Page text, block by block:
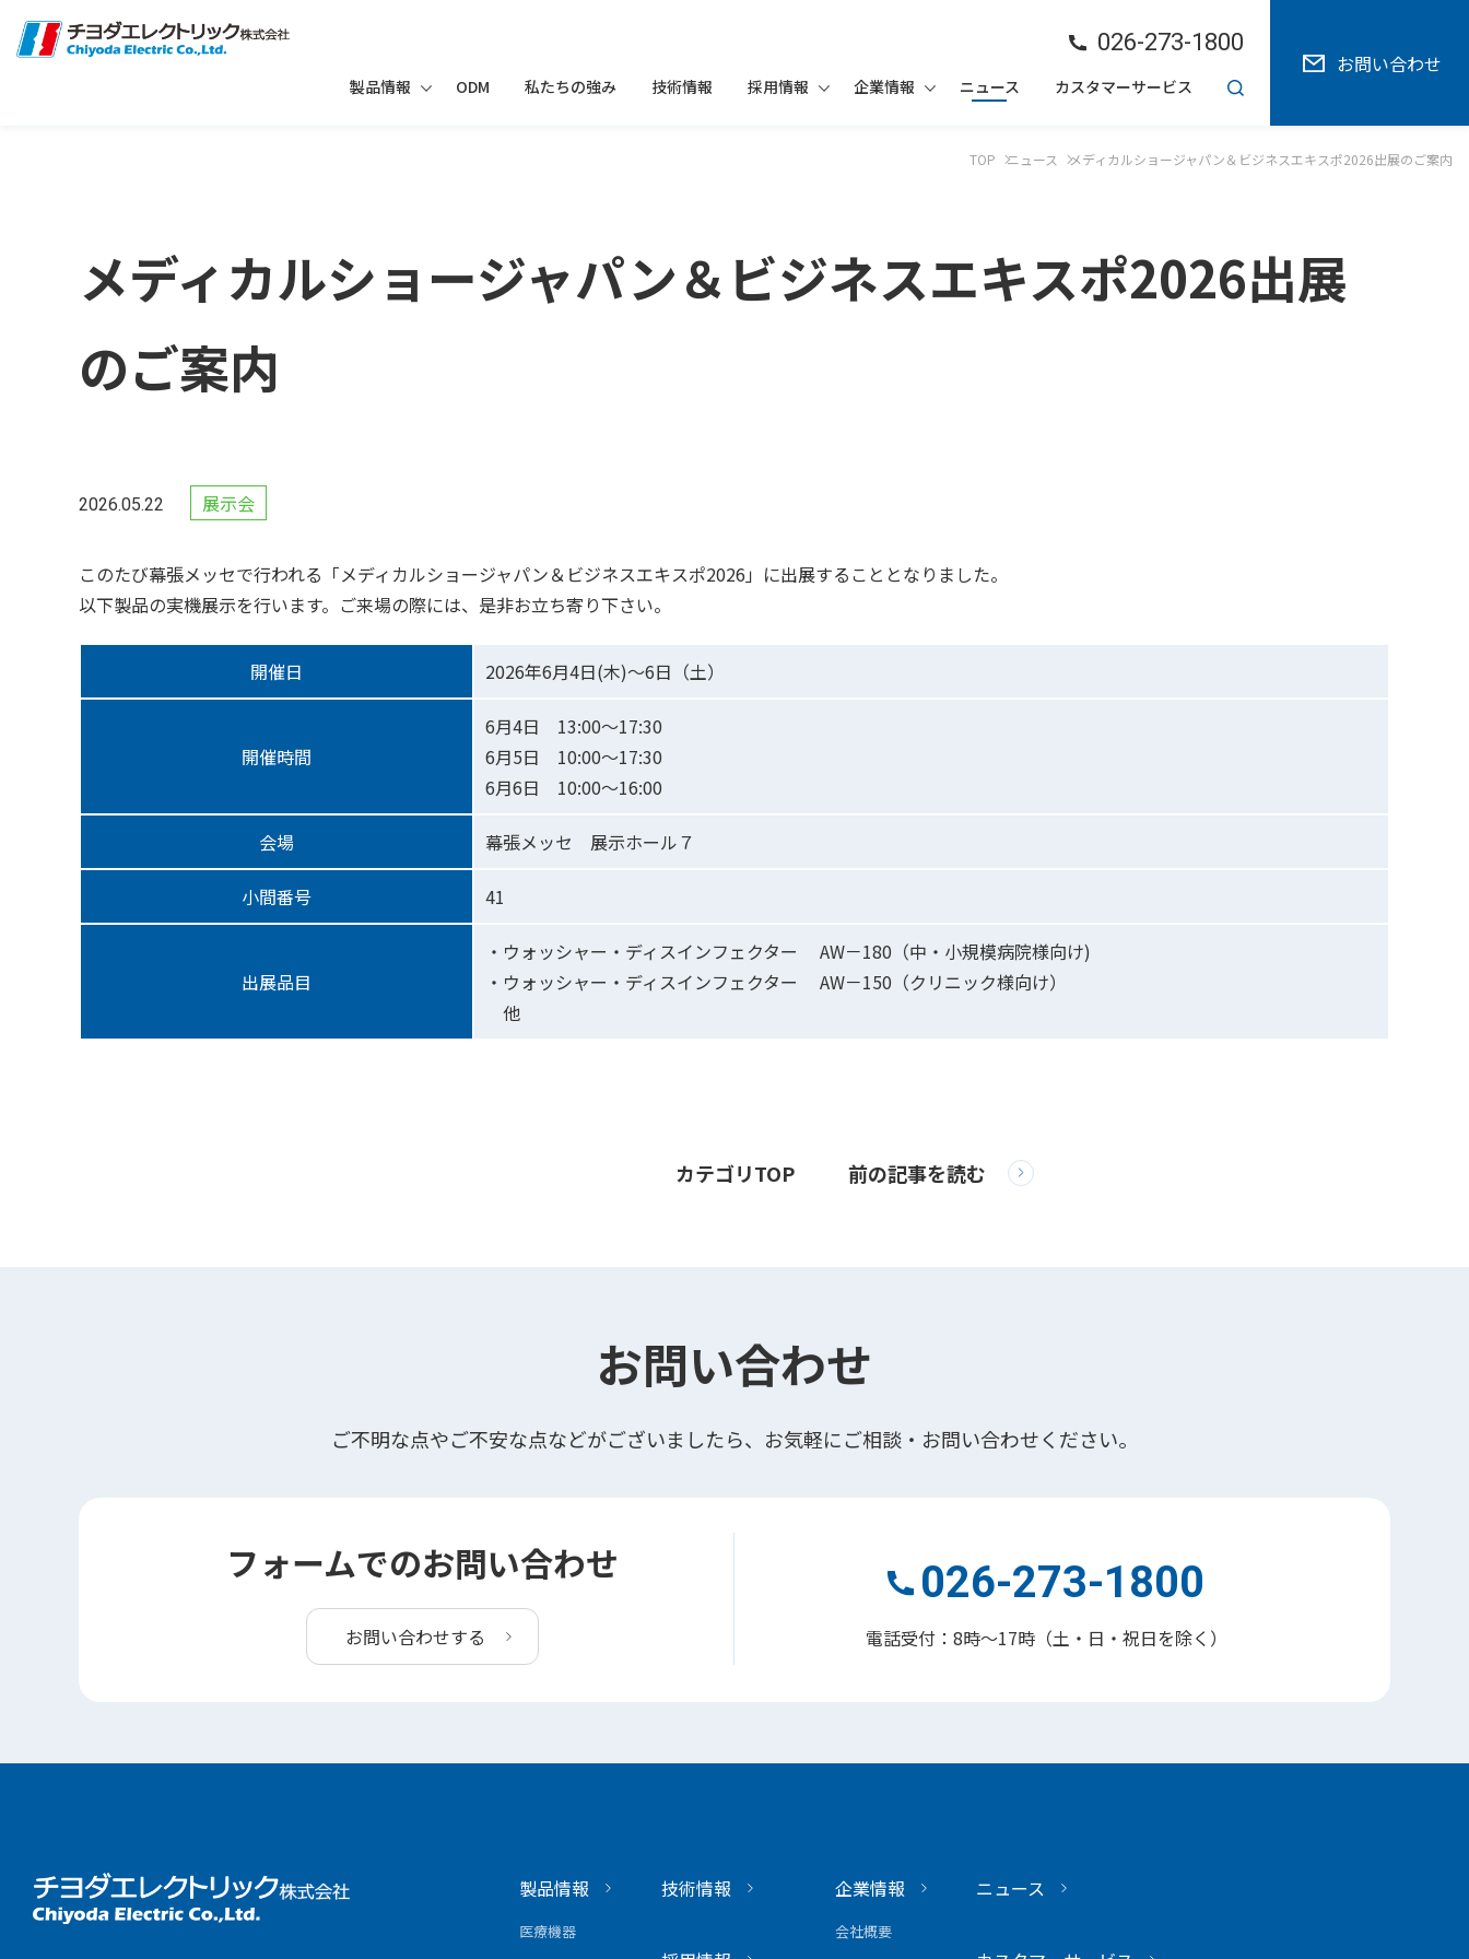
026-273-1800
製品情報 ODM 私たちの強み 技術情報 採用情報 企業情報 ニュース カスタマーサービス
お問い合わせ
TOP ニュース メディカルショージャパン＆ビジネスエキスポ2026出展のご案内
メディカルショージャパン＆ビジネスエキスポ2026出展
のご案内
2026.05.22 展示会
このたび幕張メッセで行われる「メディカルショージャパン＆ビジネスエキスポ2026」に出展することとなりました。
以下製品の実機展示を行います。ご来場の際には、是非お立ち寄り下さい。
開催日 2026年6月4日(木)～6日（土）
開催時間
6月4日 13:00～17:30
6月5日 10:00～17:30
6月6日 10:00～16:00
会場 幕張メッセ 展示ホール７
小間番号 41
出展品目
・ウォッシャー・ディスインフェクター AW－180（中・小規模病院様向け)
・ウォッシャー・ディスインフェクター AW－150（クリニック様向け）
他
カテゴリTOP 前の記事を読む
お問い合わせ
ご不明な点やご不安な点などがございましたら、お気軽にご相談・お問い合わせください。
フォームでのお問い合わせ
お問い合わせする
026-273-1800
電話受付：8時～17時（土・日・祝日を除く）
製品情報
医療機器
技術情報 企業情報
会社概要
ニュース